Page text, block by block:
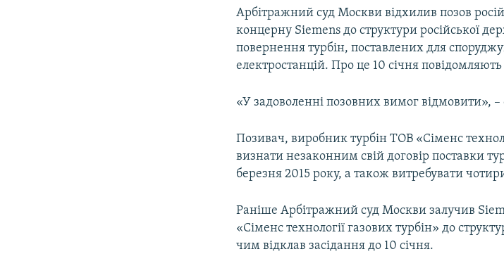
Арбітражний суд Москви відхилив позов
концерну Siemens до структури російської
повернення турбін, поставлених для
електростанцій. Про це 10 січня
«У задоволенні позовних вимог відмовити»,
Позивач, виробник турбін ТОВ «Сіменс
визнати незаконним свій договір поставки
березня 2015 року, а також витребувати
Раніше Арбітражний суд Москви залучив
«Сіменс технології газових турбін» до
чим відклав засідання до 10 січня.